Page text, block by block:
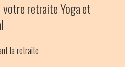
votre retraite Yoga et
la retraite